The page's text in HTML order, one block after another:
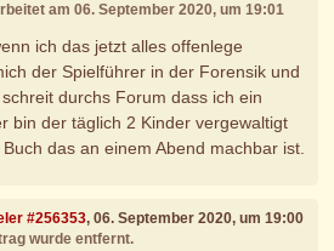
am 06. September 2020, um 19:01
ich das jetzt alles offenlege
der Spielführer in der Forensik und
durchs Forum dass ich ein
bin der täglich 2 Kinder vergewaltigt
das an einem Abend machbar ist.
#256353, 06. September 2020, um 19:00
wurde entfernt.